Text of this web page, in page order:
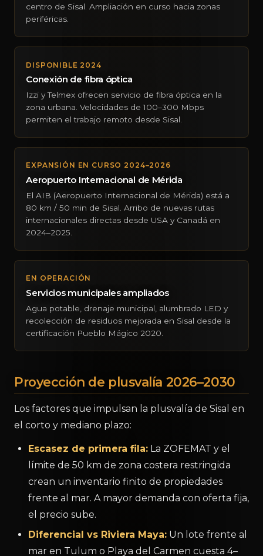
centro de Sisal. Ampliación en curso hacia zonas
periféricas.
DISPONIBLE 2024
Conexión de fibra óptica
Izzi y Telmex ofrecen servicio de fibra óptica en la
zona urbana. Velocidades de 100–300 Mbps
permiten el trabajo remoto desde Sisal.
EXPANSIÓN EN CURSO 2024–2026
Aeropuerto Internacional de Mérida
El AIB (Aeropuerto Internacional de Mérida) está a
80 km / 50 min de Sisal. Arribo de nuevas rutas
internacionales directas desde USA y Canadá en
2024–2025.
EN OPERACIÓN
Servicios municipales ampliados
Agua potable, drenaje municipal, alumbrado LED y
recolección de residuos mejorada en Sisal desde la
certificación Pueblo Mágico 2020.
Proyección de plusvalía 2026–2030
Los factores que impulsan la plusvalía de Sisal en
el corto y mediano plazo:
Escasez de primera fila: La ZOFEMAT y el
límite de 50 km de zona costera restringida
crean un inventario finito de propiedades
frente al mar. A mayor demanda con oferta fija,
el precio sube.
Diferencial vs Riviera Maya: Un lote frente al
mar en Tulum o Playa del Carmen cuesta 4–